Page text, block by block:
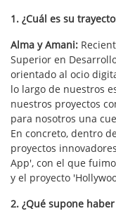
1. ¿Cuál es su
Alma y Amani:
Superior en
orientado al ocio
lo largo de nuestros
nuestros proyectos
para nosotros una
En concreto, dentro
proyectos
App', con el que
y el proyecto
2. ¿Qué supone